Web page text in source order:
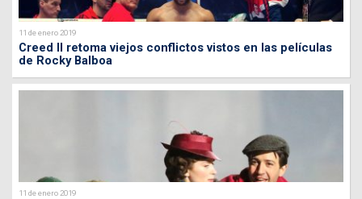
11 de enero 2019
Creed II retoma viejos conflictos vistos en las películas
de Rocky Balboa
11 de enero 2019